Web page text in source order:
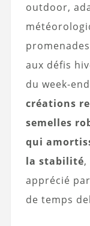
outdoor,
aux défis
du week-
créations
semelles
qui
la stabilité,
apprécié
de temps